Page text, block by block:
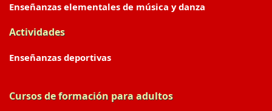
Enseñanzas elementales de música y danza
Actividades
Enseñanzas deportivas
Cursos de formación para adultos